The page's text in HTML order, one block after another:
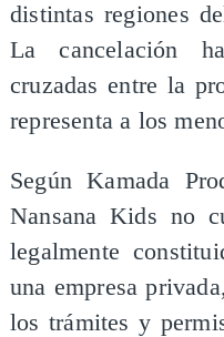
distintas regiones
La cancelación
cruzadas entre la
representa a los
Según Kamada
Nansana Kids no
legalmente
una empresa
los trámites y